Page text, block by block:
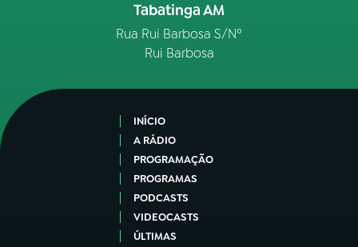
Tabatinga AM
Rua Rui Barbosa S/Nº
Rui Barbosa
INÍCIO
A RÁDIO
PROGRAMAÇÃO
PROGRAMAS
PODCASTS
VIDEOCASTS
ÚLTIMAS